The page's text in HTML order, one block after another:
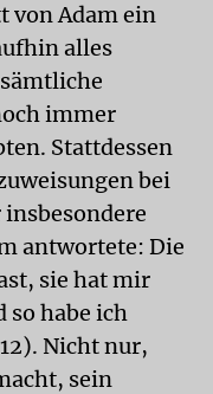
von Adam ein
alles
immer
Stattdessen
bei
antwortete: Die
sie hat mir
so habe ich
Nicht nur,
sein